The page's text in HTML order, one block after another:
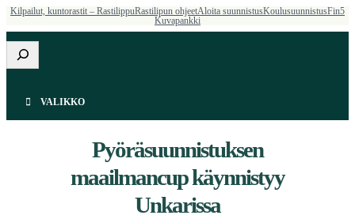
Kilpailut, kuntorastit – RastilippuRastilipun ohjeetAloita suunnistusKoulusuunnistusFin5
Kuvapankki
Etsi
VALIKKO
Pyöräsuunnistuksen
maailmancup käynnistyy
Unkarissa